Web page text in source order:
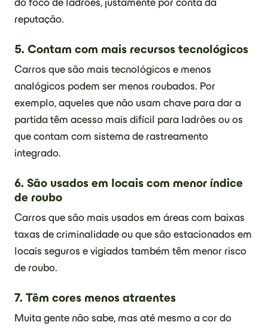
do foco de ladrões, justamente por conta da
reputação.
5. Contam com mais recursos tecnológicos
Carros que são mais tecnológicos e menos
analógicos podem ser menos roubados. Por
exemplo, aqueles que não usam chave para dar a
partida têm acesso mais difícil para ladrões ou os
que contam com sistema de rastreamento
integrado.
6. São usados em locais com menor índice
de roubo
Carros que são mais usados em áreas com baixas
taxas de criminalidade ou que são estacionados em
locais seguros e vigiados também têm menor risco
de roubo.
7. Têm cores menos atraentes
Muita gente não sabe, mas até mesmo a cor do